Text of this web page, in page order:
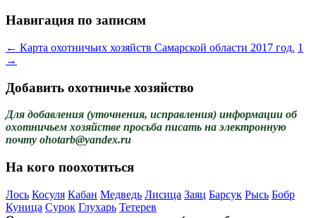
Навигация по записям
← Карта охотничьих хозяйств Самарской области 2017 год. 1
→
Добавить охотничье хозяйство
Для добавления (уточнения, исправления) информации об
охотничьем хозяйстве просьба писать на электронную
почту ohotarb@yandex.ru
На кого поохотиться
Лось Косуля Кабан Медведь Лисица Заяц Барсук Рысь Бобр
Куница Сурок Глухарь Тетерев